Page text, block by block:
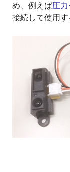
め、例えば圧
接続して使用す